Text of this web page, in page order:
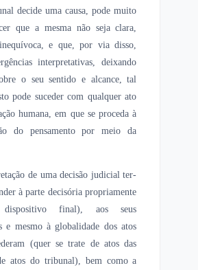
decide uma causa, pode muito
que a mesma não seja clara,
e que, por via disso,
interpretativas, deixando
o seu sentido e alcance, tal
pode suceder com qualquer ato
humana, em que se proceda à
do pensamento por meio da
de uma decisão judicial ter-
à parte decisória propriamente
final), aos seus
e mesmo à globalidade dos atos
(quer se trate de atos das
atos do tribunal), bem como a